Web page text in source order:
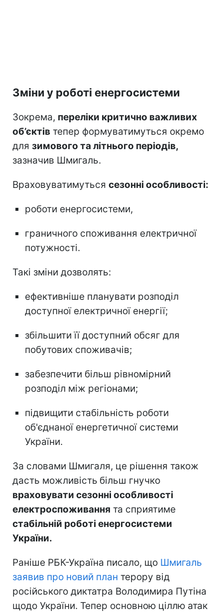
Зміни у роботі енергосистеми
Зокрема, переліки критично важливих
об’єктів тепер формуватимуться окремо
для зимового та літнього періодів,
зазначив Шмигаль.
Враховуватимуться сезонні особливості:
роботи енергосистеми,
граничного споживання електричної
потужності.
Такі зміни дозволять:
ефективніше планувати розподіл
доступної електричної енергії;
збільшити її доступний обсяг для
побутових споживачів;
забезпечити більш рівномірний
розподіл між регіонами;
підвищити стабільність роботи
об'єднаної енергетичної системи
України.
За словами Шмигаля, це рішення також
дасть можливість більш гнучко
враховувати сезонні особливості
електроспоживання та сприятиме
стабільній роботі енергосистеми
України.
Раніше РБК-Україна писало, що Шмигаль
заявив про новий план терору від
російського диктатра Володимира Путіна
щодо України. Тепер основною ціллю атак